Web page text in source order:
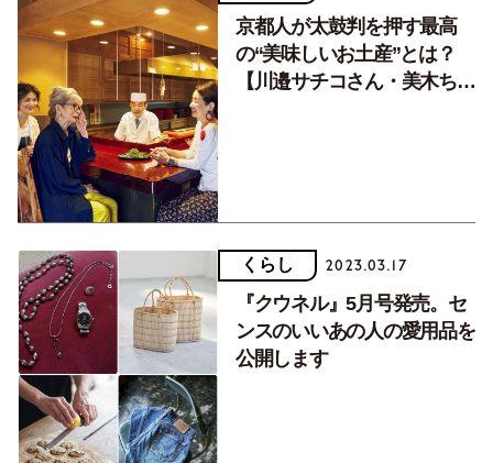
京都人が太鼓判を押す最高
の“美味しいお土産”とは？
【川邉サチコさん・美木ちが
くらし 2023.03.17
『クウネル』5月号発売。セ
ンスのいいあの人の愛用品を
公開します